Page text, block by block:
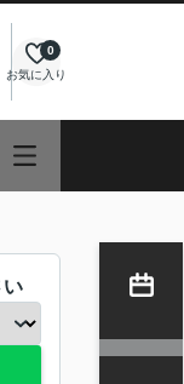
お気に入り
0
い